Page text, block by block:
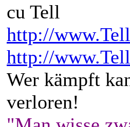
cu Tell
http://
http://
Wer kämpft
verloren!